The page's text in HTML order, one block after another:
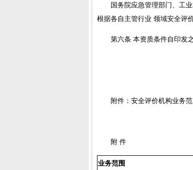
国务院应急管理部门、工
根据各自主管行业 领域安全评
第六条 本资质条件自印发
附件：安全评价机构业务
附 件
业务范围